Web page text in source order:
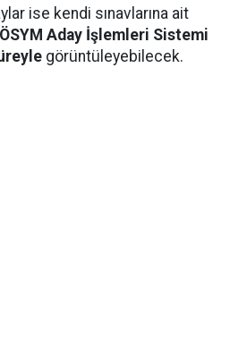
ise kendi sınavlarına ait
Aday İşlemleri Sistemi
görüntüleyebilecek.